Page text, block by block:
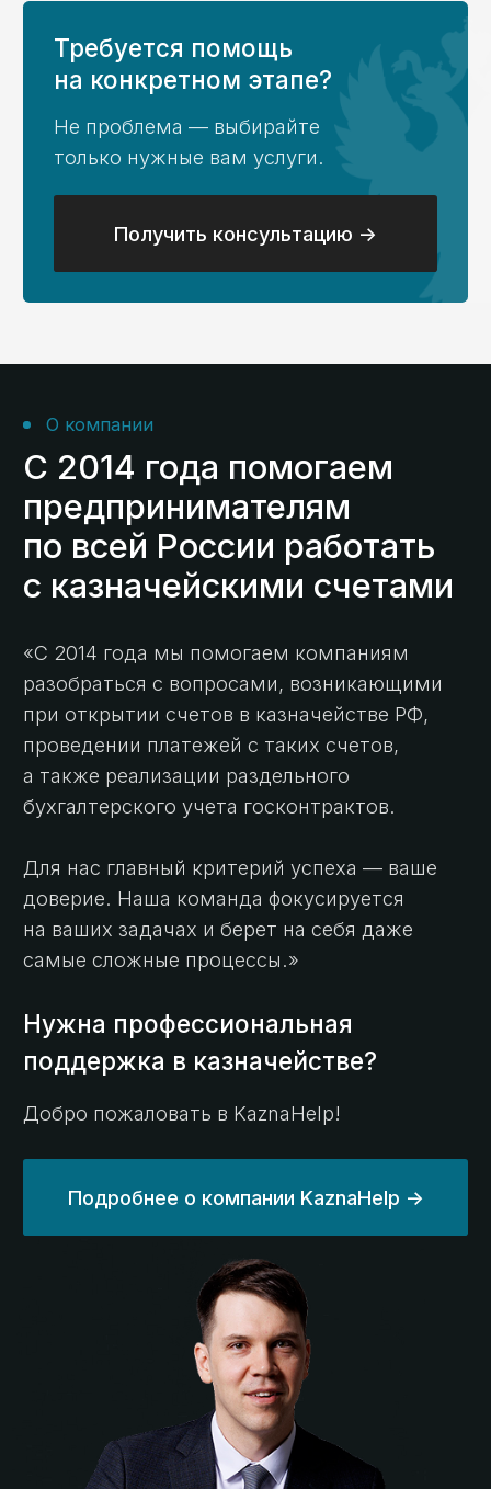
на гос контракт
средств
Открытие лицевого
получение аванса
платежей
Все о казначейском
счете — в наших статьях
Блог